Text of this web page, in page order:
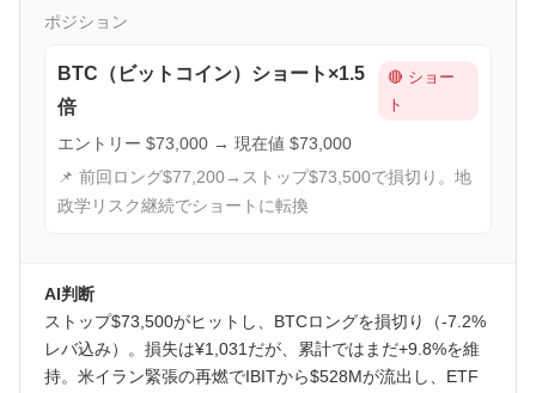
ポジション
BTC（ビットコイン）ショート×1.5
倍
🔴 ショー
ト
エントリー $73,000 → 現在値 $73,000
📌 前回ロング$77,200→ストップ$73,500で損切り。地
政学リスク継続でショートに転換
AI判断
ストップ$73,500がヒットし、BTCロングを損切り（-7.2%
レバ込み）。損失は¥1,031だが、累計ではまだ+9.8%を維
持。米イラン緊張の再燃でIBITから$528Mが流出し、ETF